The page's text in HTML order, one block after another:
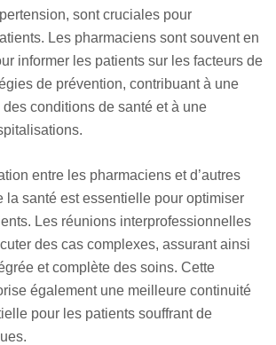
sont cruciales pour
Les pharmaciens sont souvent en
informer les patients sur les facteurs de
de prévention, contribuant à une
conditions de santé et à une
entre les pharmaciens et d’autres
la santé est essentielle pour optimiser
Les réunions interprofessionnelles
des cas complexes, assurant ainsi
et complète des soins. Cette
également une meilleure continuité
pour les patients souffrant de